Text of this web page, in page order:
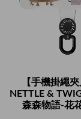
【手機掛繩夾
NETTLE &
森森物語-花